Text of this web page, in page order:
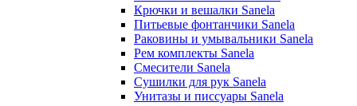
Крючки и вешалки Sanela
Питьевые фонтанчики Sanela
Раковины и умывальники Sanela
Рем комплекты Sanela
Смесители Sanela
Сушилки для рук Sanela
Унитазы и писсуары Sanela